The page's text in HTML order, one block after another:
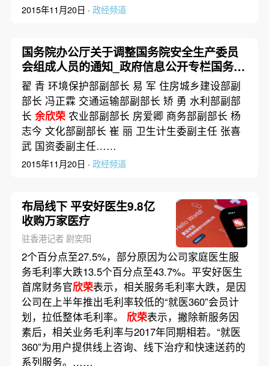
2015年11月20日 · 政经频道
国务院办公厅关于调整国务院安全生产委员
会组成人员的通知_政府信息公开专栏国务院
办公厅关于调整国务院安全生产委员会组成
人员的通知
翟 青 环境保护部副部长 易 军 住房城乡建设部副
部长 冯正霖 交通运输部副部长 矫 勇 水利部副部
长 余欣荣农业部副部长 房爱卿 商务部副部长 杨
志今 文化部副部长 崔 丽 卫生计生委副主任 张喜
武 国资委副主任……
2015年11月20日 · 政经频道
布局线下 平安好医生9.8亿
收购万家医疗
驻香港记者 尉奕阳
2个百分点至27.5%，部分原因为公司家庭医生服
务毛利率大跌13.5个百分点至43.7%。平安好医生
首席财务官欣荣表示，相关服务毛利率大跌，是因
公司在上半年推出毛利率较低的“就医360”会员计
划，拉低整体毛利率。 欣荣表示，撇除新服务因
素后，相关业务毛利率与2017年同期相若。“就医
360”为用户提供线上咨询、线下治疗和快速送药的
系列服务。……